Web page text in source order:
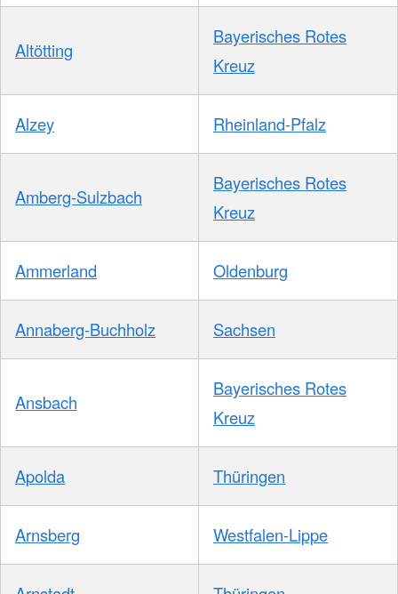
Altötting
Bayerisches Rotes
Kreuz
Alzey Rheinland-Pfalz
Amberg-Sulzbach
Bayerisches Rotes
Kreuz
Ammerland Oldenburg
Annaberg-Buchholz Sachsen
Ansbach
Bayerisches Rotes
Kreuz
Apolda Thüringen
Arnsberg Westfalen-Lippe